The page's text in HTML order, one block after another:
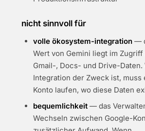
nicht sinnvoll für
volle ökosystem-integration —
Wert von Gemini liegt im Zugriff
Gmail-, Docs- und Drive-Daten.
Integration der Zweck ist, muss
Konto laufen, wo diese Daten
bequemlichkeit — das
Wechseln zwischen Google-